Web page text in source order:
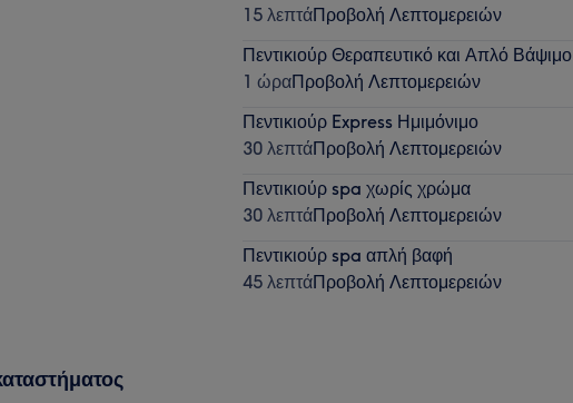
15 λεπτάΠροβολή Λεπτομερειών
Πεντικιούρ Θεραπευτικό και Απλό Βάψιμο
1 ώραΠροβολή Λεπτομερειών
Πεντικιούρ Express Ημιμόνιμο
30 λεπτάΠροβολή Λεπτομερειών
Πεντικιούρ spa χωρίς χρώμα
30 λεπτάΠροβολή Λεπτομερειών
Πεντικιούρ spa απλή βαφή
45 λεπτάΠροβολή Λεπτομερειών